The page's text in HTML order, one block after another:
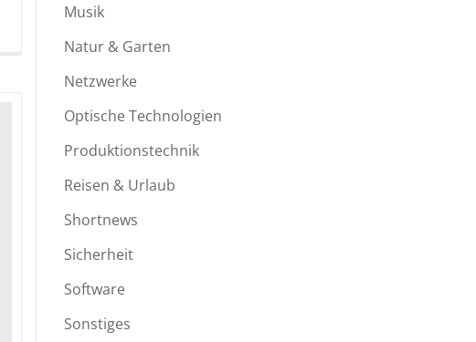
Musik
Natur & Garten
Netzwerke
Optische Technologien
Produktionstechnik
Reisen & Urlaub
Shortnews
Sicherheit
Software
Sonstiges